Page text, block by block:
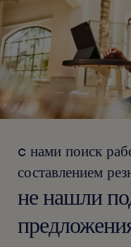
c нами поиск
составлением
не нашли